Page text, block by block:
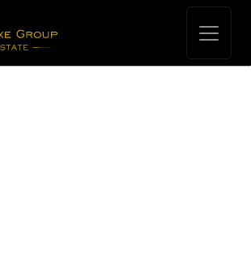
na prodaju
za turistički razvoj blizu